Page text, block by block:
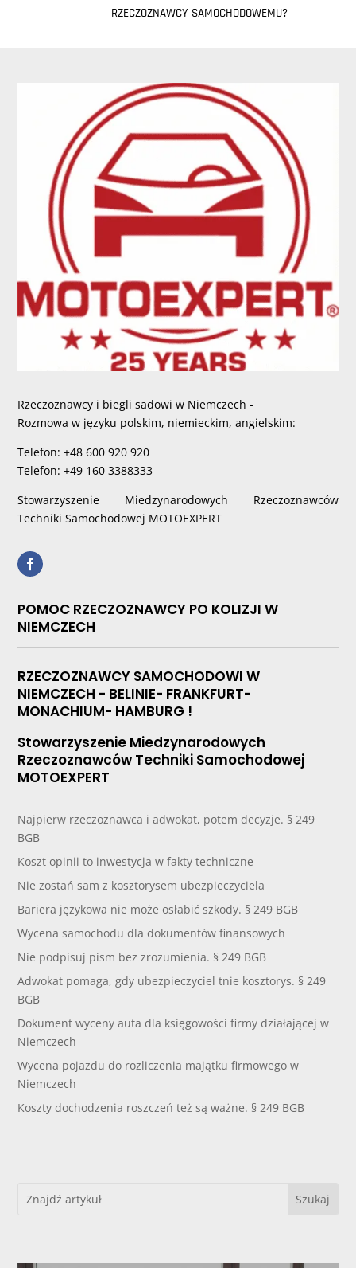
RZECZOZNAWCY SAMOCHODOWEMU?
Rzeczoznawcy i biegli sadowi w Niemczech -
Rozmowa w języku polskim, niemieckim, angielskim:
Telefon: +48 600 920 920
Telefon: +49 160 3388333
Stowarzyszenie Miedzynarodowych Rzeczoznawców
Techniki Samochodowej MOTOEXPERT
POMOC RZECZOZNAWCY PO KOLIZJI W
NIEMCZECH
RZECZOZNAWCY SAMOCHODOWI W
NIEMCZECH - BELINIE- FRANKFURT-
MONACHIUM- HAMBURG !
Stowarzyszenie Miedzynarodowych
Rzeczoznawców Techniki Samochodowej
MOTOEXPERT
Najpierw rzeczoznawca i adwokat, potem decyzje. § 249
BGB
Koszt opinii to inwestycja w fakty techniczne
Nie zostań sam z kosztorysem ubezpieczyciela
Bariera językowa nie może osłabić szkody. § 249 BGB
Wycena samochodu dla dokumentów finansowych
Nie podpisuj pism bez zrozumienia. § 249 BGB
Adwokat pomaga, gdy ubezpieczyciel tnie kosztorys. § 249
BGB
Dokument wyceny auta dla księgowości firmy działającej w
Niemczech
Wycena pojazdu do rozliczenia majątku firmowego w
Niemczech
Koszty dochodzenia roszczeń też są ważne. § 249 BGB